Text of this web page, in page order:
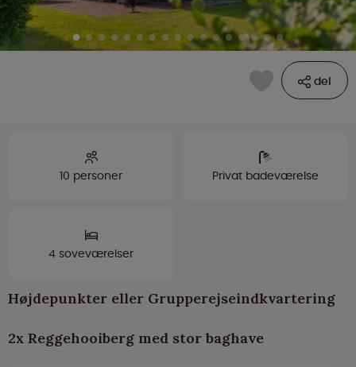
del
10 personer Privat badeværelse
4 soveværelser
Højdepunkter eller Grupperejseindkvartering
2x Reggehooiberg med stor baghave